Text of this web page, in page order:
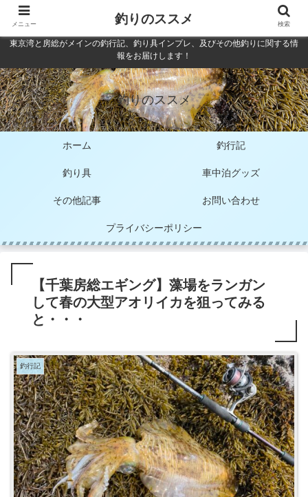
東京湾と房総がメインの釣行記、釣り具インプレ、及びその他釣りに関する情
報をお届けします！
釣りのススメ
ホーム 釣行記
釣り具 車中泊グッズ
その他記事 お問い合わせ
プライバシーポリシー
【千葉房総エギング】藻場をランガン
して春の大型アオリイカを狙ってみる
と・・・
釣行記
メニュー 釣りのススメ 検索